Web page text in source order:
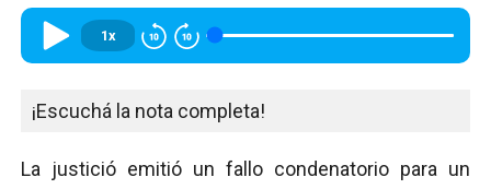
1x
¡Escuchá la nota completa!
La justició emitió un fallo condenatorio para un